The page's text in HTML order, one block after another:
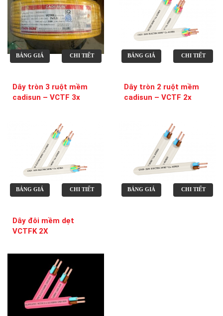
BẢNG GIÁ CHI TIẾT BẢNG GIÁ CHI TIẾT
Dây tròn 3 ruột mềm
cadisun – VCTF 3x
BẢNG GIÁ CHI TIẾT
Dây tròn 2 ruột mềm
cadisun – VCTF 2x
BẢNG GIÁ CHI TIẾT
Dây đôi mềm dẹt
VCTFK 2X